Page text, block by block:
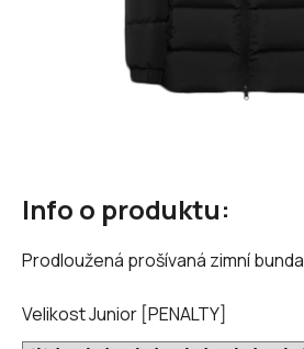
Info o produktu:
Prodloužená prošívaná zimní bunda
Velikost Junior [PENALTY]